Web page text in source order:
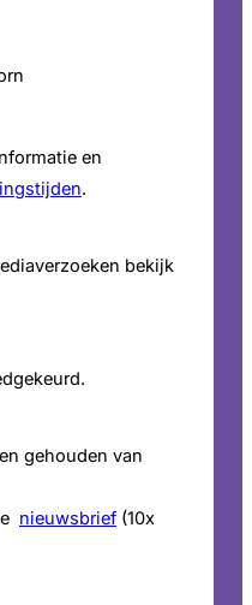
en
.
bekijk
gehouden van
nieuwsbrief (10x